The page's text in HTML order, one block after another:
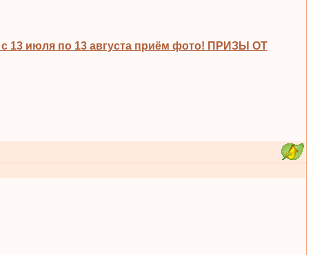
июля по 13 августа приём фото! ПРИЗЫ ОТ